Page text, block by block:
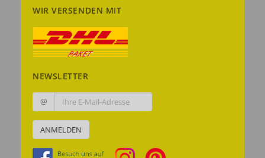
WIR VERSENDEN MIT
NEWSLETTER
@
ANMELDEN